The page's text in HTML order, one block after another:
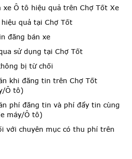
xe Ô tô hiệu quả trên Chợ Tốt Xe
quả tại Chợ Tốt
đăng bán xe
sử dụng tại Chợ Tốt
bị từ chối
khi đăng tin trên Chợ Tốt
Ô tô)
phí đăng tin và phí đẩy tin cùng
máy/Ô tô)
với chuyên mục có thu phí trên